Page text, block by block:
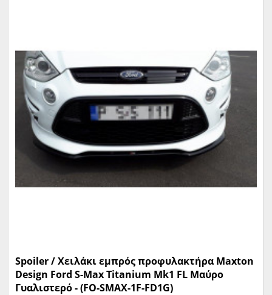
Spoiler / Χειλάκι εμπρός προφυλακτήρα Maxton
Design Ford S-Max Titanium Mk1 FL Μαύρο
Γυαλιστερό - (FO-SMAX-1F-FD1G)